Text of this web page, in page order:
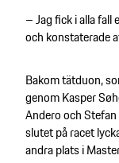
– Jag fick i alla
och konstaterade
Bakom tätduon,
genom Kasper
Andero och
slutet på racet
andra plats i